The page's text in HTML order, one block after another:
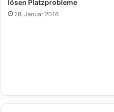
lösen Platzprobleme
28. Januar 2016